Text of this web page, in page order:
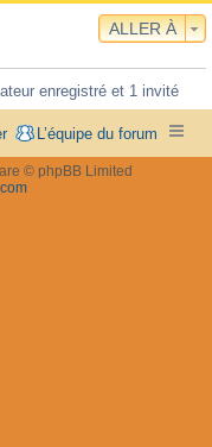
ALLER À
enregistré et 1 invité
L’équipe du forum
© phpBB Limited